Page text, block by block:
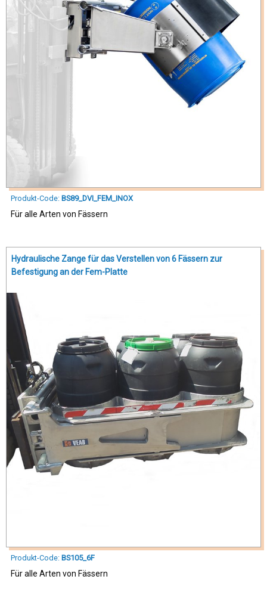
Produkt-Code: BS89_DVI_FEM_INOX
Für alle Arten von Fässern
Hydraulische Zange für das Verstellen von 6 Fässern zur
Befestigung an der Fem-Platte
Produkt-Code: BS105_6F
Für alle Arten von Fässern